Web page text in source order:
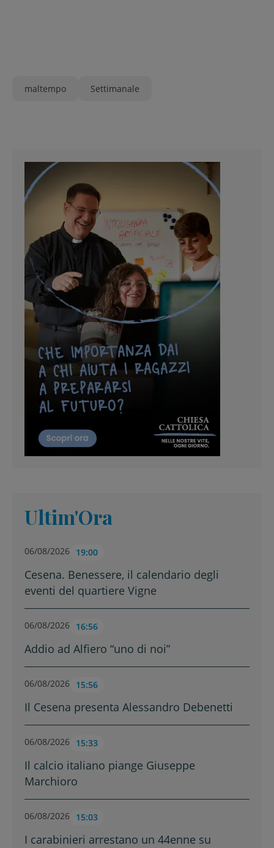
maltempo Settimanale
Ultim'Ora
06/08/2026 19:00
Cesena. Benessere, il calendario degli
eventi del quartiere Vigne
06/08/2026 16:56
Addio ad Alfiero “uno di noi”
06/08/2026 15:56
Il Cesena presenta Alessandro Debenetti
06/08/2026 15:33
Il calcio italiano piange Giuseppe
Marchioro
06/08/2026 15:03
I carabinieri arrestano un 44enne su